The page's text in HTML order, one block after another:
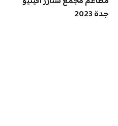
جدة 2023